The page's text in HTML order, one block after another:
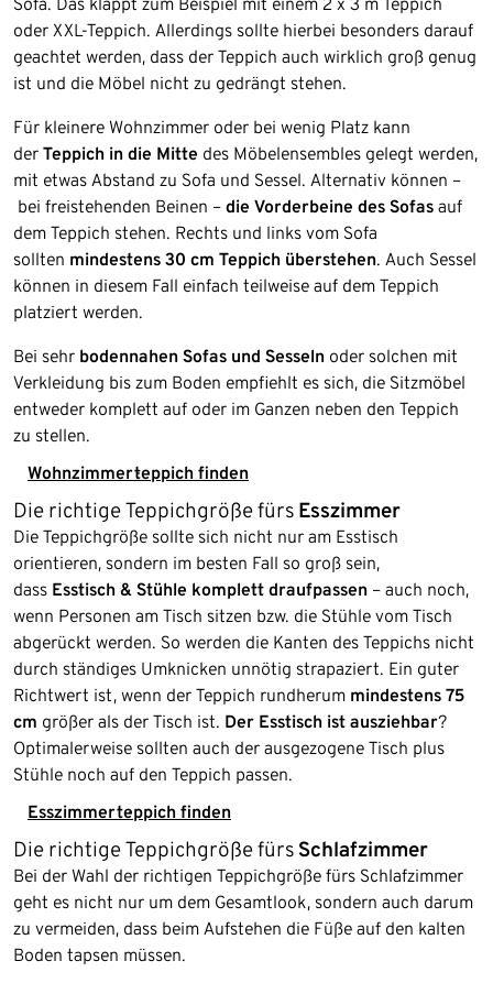
oder XXL-Teppich. Allerdings sollte hierbei besonders darauf
geachtet werden, dass der Teppich auch wirklich groß genug
ist und die Möbel nicht zu gedrängt stehen.
Für kleinere Wohnzimmer oder bei wenig Platz kann
der Teppich in die Mitte des Möbelensembles gelegt werden,
mit etwas Abstand zu Sofa und Sessel. Alternativ können –
bei freistehenden Beinen – die Vorderbeine des Sofas auf
dem Teppich stehen. Rechts und links vom Sofa
sollten mindestens 30 cm Teppich überstehen. Auch Sessel
können in diesem Fall einfach teilweise auf dem Teppich
platziert werden.
Bei sehr bodennahen Sofas und Sesseln oder solchen mit
Verkleidung bis zum Boden empfiehlt es sich, die Sitzmöbel
entweder komplett auf oder im Ganzen neben den Teppich
zu stellen.
Wohnzimmerteppich finden
Die richtige Teppichgröße fürs Esszimmer
Die Teppichgröße sollte sich nicht nur am Esstisch
orientieren, sondern im besten Fall so groß sein,
dass Esstisch & Stühle komplett draufpassen – auch noch,
wenn Personen am Tisch sitzen bzw. die Stühle vom Tisch
abgerückt werden. So werden die Kanten des Teppichs nicht
durch ständiges Umknicken unnötig strapaziert. Ein guter
Richtwert ist, wenn der Teppich rundherum mindestens 75
cm größer als der Tisch ist. Der Esstisch ist ausziehbar?
Optimalerweise sollten auch der ausgezogene Tisch plus
Stühle noch auf den Teppich passen.
Esszimmerteppich finden
Die richtige Teppichgröße fürs Schlafzimmer
Bei der Wahl der richtigen Teppichgröße fürs Schlafzimmer
geht es nicht nur um dem Gesamtlook, sondern auch darum
zu vermeiden, dass beim Aufstehen die Füße auf den kalten
Boden tapsen müssen.